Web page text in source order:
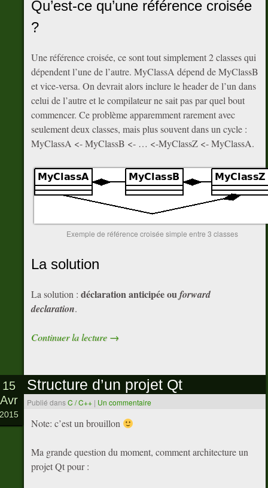
Qu’est-ce qu’une référence croisée
?
Une référence croisée, ce sont tout simplement 2 classes qui
dépendent l’une de l’autre. MyClassA dépend de MyClassB
et vice-versa. On devrait alors inclure le header de l’un dans
celui de l’autre et le compilateur ne sait pas par quel bout
commencer. Ce problème apparemment rarement avec
seulement deux classes, mais plus souvent dans un cycle :
MyClassA <- MyClassB <- … <-MyClassZ <- MyClassA.
Exemple de référence croisée simple entre 3 classes
La solution
La solution : déclaration anticipée ouforward
declaration.
Continuer la lecture →
Structure d’un projet Qt
Publié dansC / C++ | Un commentaire
15
Avr
2015
Note: c’est un brouillon
Ma grande question du moment, comment architecture un
projet Qt pour :